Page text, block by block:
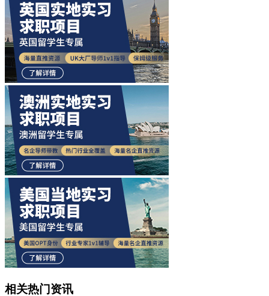
相关热门资讯